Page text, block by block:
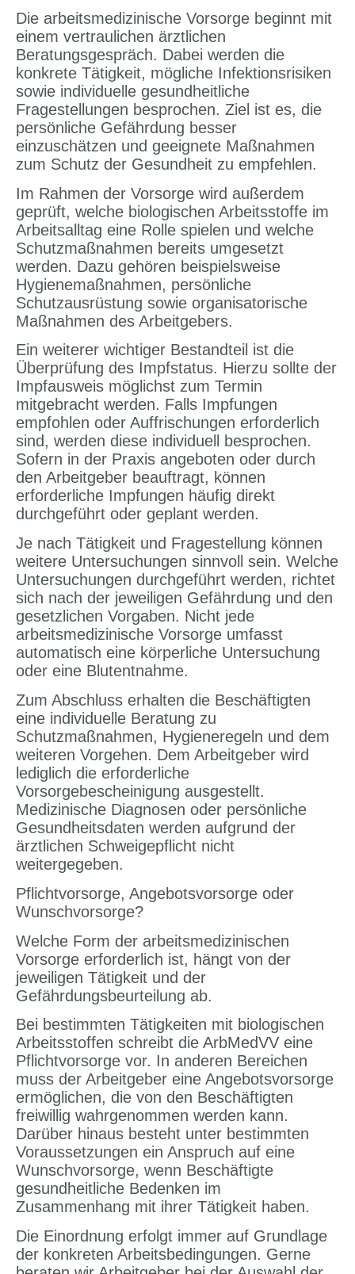
Die arbeitsmedizinische Vorsorge beginnt mit
einem vertraulichen ärztlichen
Beratungsgespräch. Dabei werden die
konkrete Tätigkeit, mögliche Infektionsrisiken
sowie individuelle gesundheitliche
Fragestellungen besprochen. Ziel ist es, die
persönliche Gefährdung besser
einzuschätzen und geeignete Maßnahmen
zum Schutz der Gesundheit zu empfehlen.
Im Rahmen der Vorsorge wird außerdem
geprüft, welche biologischen Arbeitsstoffe im
Arbeitsalltag eine Rolle spielen und welche
Schutzmaßnahmen bereits umgesetzt
werden. Dazu gehören beispielsweise
Hygienemaßnahmen, persönliche
Schutzausrüstung sowie organisatorische
Maßnahmen des Arbeitgebers.
Ein weiterer wichtiger Bestandteil ist die
Überprüfung des Impfstatus. Hierzu sollte der
Impfausweis möglichst zum Termin
mitgebracht werden. Falls Impfungen
empfohlen oder Auffrischungen erforderlich
sind, werden diese individuell besprochen.
Sofern in der Praxis angeboten oder durch
den Arbeitgeber beauftragt, können
erforderliche Impfungen häufig direkt
durchgeführt oder geplant werden.
Je nach Tätigkeit und Fragestellung können
weitere Untersuchungen sinnvoll sein. Welche
Untersuchungen durchgeführt werden, richtet
sich nach der jeweiligen Gefährdung und den
gesetzlichen Vorgaben. Nicht jede
arbeitsmedizinische Vorsorge umfasst
automatisch eine körperliche Untersuchung
oder eine Blutentnahme.
Zum Abschluss erhalten die Beschäftigten
eine individuelle Beratung zu
Schutzmaßnahmen, Hygieneregeln und dem
weiteren Vorgehen. Dem Arbeitgeber wird
lediglich die erforderliche
Vorsorgebescheinigung ausgestellt.
Medizinische Diagnosen oder persönliche
Gesundheitsdaten werden aufgrund der
ärztlichen Schweigepflicht nicht
weitergegeben.
Pflichtvorsorge, Angebotsvorsorge oder
Wunschvorsorge?
Welche Form der arbeitsmedizinischen
Vorsorge erforderlich ist, hängt von der
jeweiligen Tätigkeit und der
Gefährdungsbeurteilung ab.
Bei bestimmten Tätigkeiten mit biologischen
Arbeitsstoffen schreibt die ArbMedVV eine
Pflichtvorsorge vor. In anderen Bereichen
muss der Arbeitgeber eine Angebotsvorsorge
ermöglichen, die von den Beschäftigten
freiwillig wahrgenommen werden kann.
Darüber hinaus besteht unter bestimmten
Voraussetzungen ein Anspruch auf eine
Wunschvorsorge, wenn Beschäftigte
gesundheitliche Bedenken im
Zusammenhang mit ihrer Tätigkeit haben.
Die Einordnung erfolgt immer auf Grundlage
der konkreten Arbeitsbedingungen. Gerne